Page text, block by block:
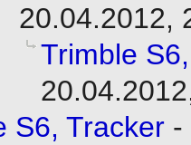
20.04.2012,
Trimble
S6, Tracker-